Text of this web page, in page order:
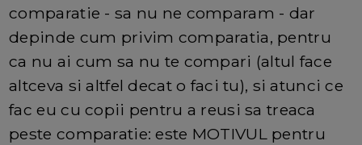
comparatie - sa nu ne comparam - dar
depinde cum privim comparatia, pentru
ca nu ai cum sa nu te compari (altul face
altceva si altfel decat o faci tu), si atunci ce
fac eu cu copii pentru a reusi sa treaca
peste comparatie: este MOTIVUL pentru